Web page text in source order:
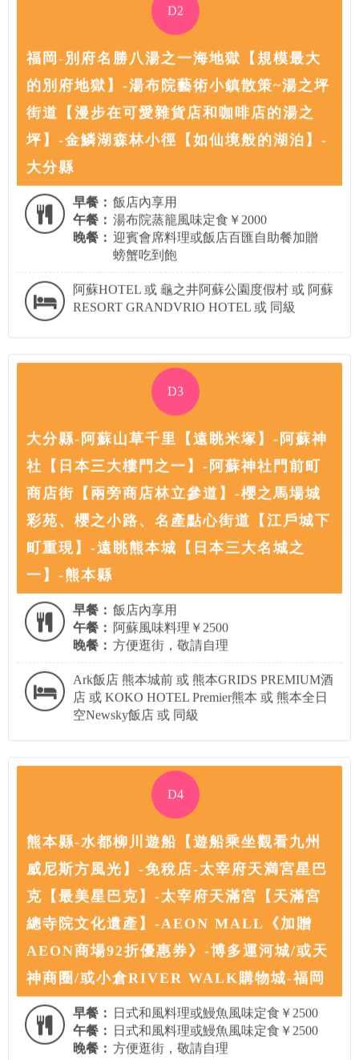
D2
福岡-別府名勝八湯之一海地獄【規模最大
的別府地獄】-湯布院藝術小鎮散策~湯之坪
街道【漫步在可愛雜貨店和咖啡店的湯之
坪】-金鱗湖森林小徑【如仙境般的湖泊】-
大分縣
早餐： 飯店內享用
午餐： 湯布院蒸籠風味定食￥2000
晚餐： 迎賓會席料理或飯店百匯自助餐加贈
螃蟹吃到飽
阿蘇HOTEL 或 龜之井阿蘇公園度假村 或 阿蘇
RESORT GRANDVRIO HOTEL 或 同級
D3
大分縣-阿蘇山草千里【遠眺米塚】-阿蘇神
社【日本三大樓門之一】-阿蘇神社門前町
商店街【兩旁商店林立參道】-櫻之馬場城
彩苑、櫻之小路、名產點心街道【江戶城下
町重現】-遠眺熊本城【日本三大名城之
一】-熊本縣
早餐： 飯店內享用
午餐： 阿蘇風味料理￥2500
晚餐： 方便逛街，敬請自理
Ark飯店 熊本城前 或 熊本GRIDS PREMIUM酒
店 或 KOKO HOTEL Premier熊本 或 熊本全日
空Newsky飯店 或 同級
D4
熊本縣-水都柳川遊船【遊船乘坐觀看九州
威尼斯方風光】-免稅店-太宰府天満宮星巴
克【最美星巴克】-太宰府天滿宮【天滿宮
總寺院文化遺產】-AEON MALL《加贈
AEON商場92折優惠券》-博多運河城/或天
神商圈/或小倉RIVER WALK購物城-福岡
早餐： 日式和風料理或鰻魚風味定食￥2500
午餐： 日式和風料理或鰻魚風味定食￥2500
晚餐： 方便逛街，敬請自理